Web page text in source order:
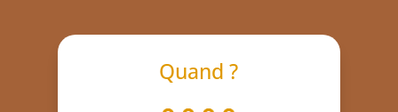
Quand ?